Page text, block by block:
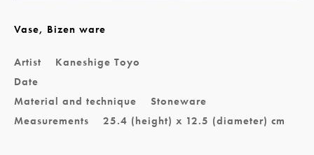
Vase, Bizen ware
Artist
Kaneshige Toyo
Date
Material and technique
Stoneware
Measurements
25.4 (height) x 12.5 (diameter) cm